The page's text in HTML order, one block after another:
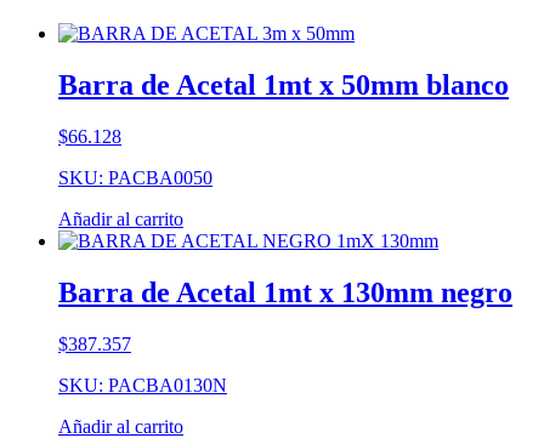
Barra de Acetal 1mt x 50mm blanco
$66.128
SKU: PACBA0050
Añadir al carrito
Barra de Acetal 1mt x 130mm negro
$387.357
SKU: PACBA0130N
Añadir al carrito